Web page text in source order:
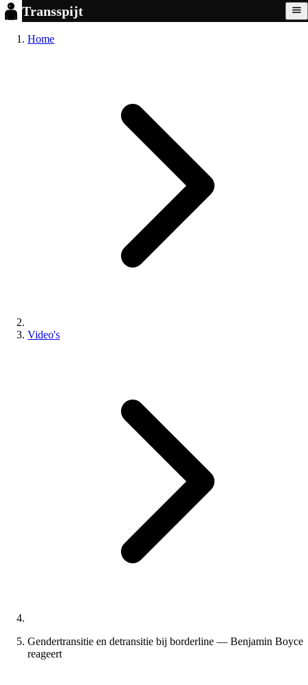
Transspijt
Home
Video's
Gendertransitie en detransitie bij borderline — Benjamin Boyce
reageert